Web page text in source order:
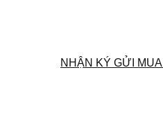
NHẬN KÝ GỬI